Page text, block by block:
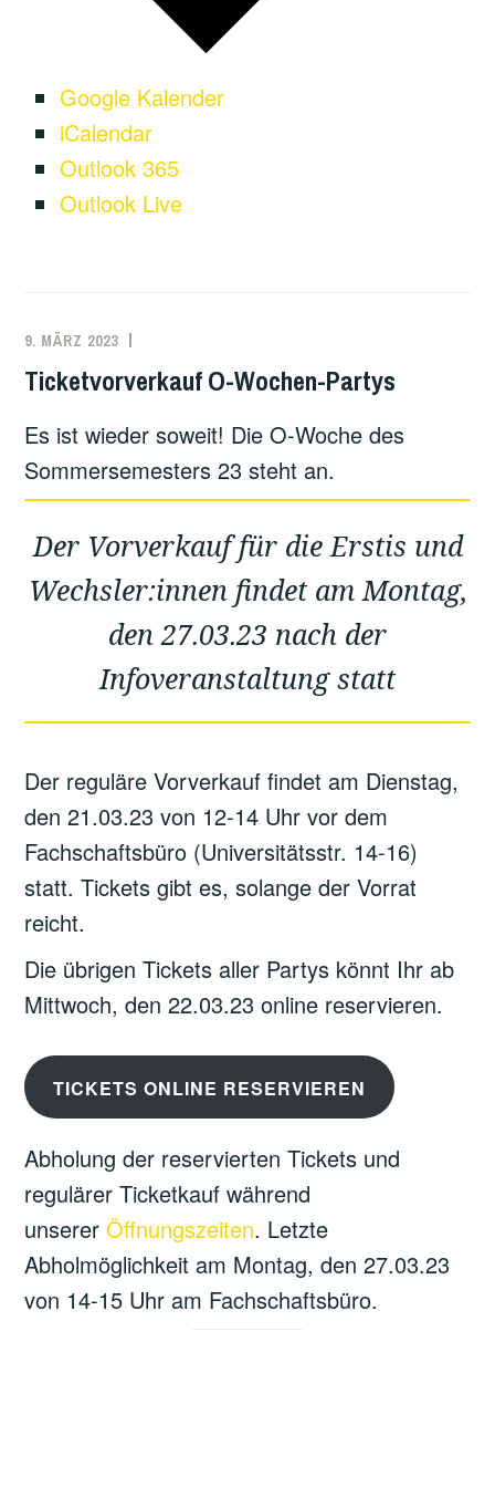
Google Kalender
iCalendar
Outlook 365
Outlook Live
9. MÄRZ 2023
Ticketvorverkauf O-Wochen-Partys
Es ist wieder soweit! Die O-Woche des
Sommersemesters 23 steht an.
Der Vorverkauf für die Erstis und
Wechsler:innen findet am Montag,
den 27.03.23 nach der
Infoveranstaltung statt
Der reguläre Vorverkauf findet am Dienstag,
den 21.03.23 von 12-14 Uhr vor dem
Fachschaftsbüro (Universitätsstr. 14-16)
statt. Tickets gibt es, solange der Vorrat
reicht.
Die übrigen Tickets aller Partys könnt Ihr ab
Mittwoch, den 22.03.23 online reservieren.
TICKETS ONLINE RESERVIEREN
Abholung der reservierten Tickets und
regulärer Ticketkauf während
unsererÖffnungszeiten. Letzte
Abholmöglichkeit am Montag, den 27.03.23
von 14-15 Uhr am Fachschaftsbüro.